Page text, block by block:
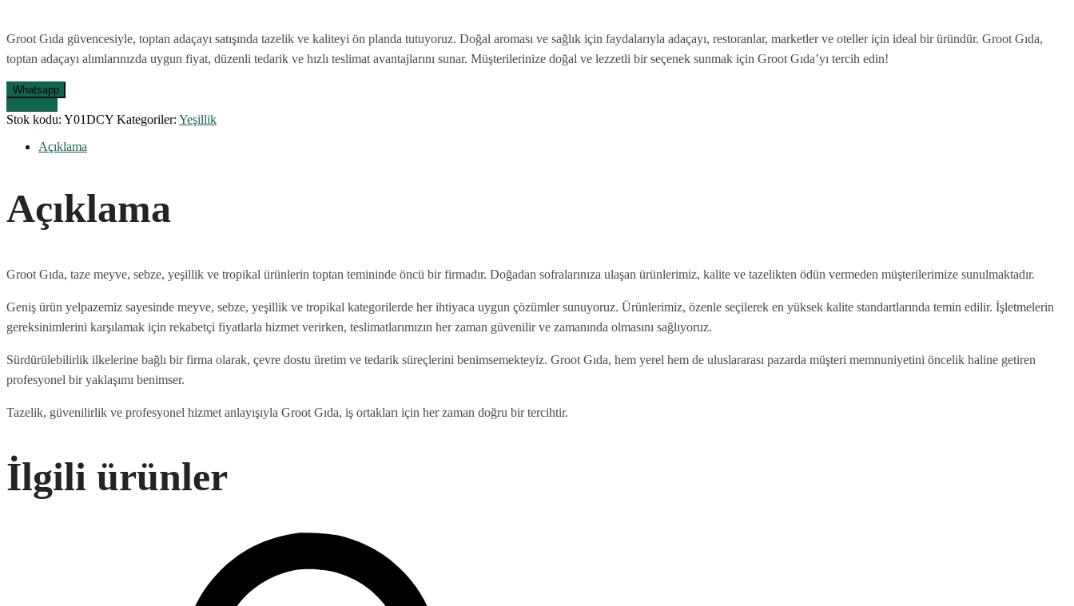
Groot Gıda güvencesiyle, toptan adaçayı satışında tazelik ve kaliteyi ön planda tutuyoruz. Doğal aroması ve sağlık için faydalarıyla adaçayı, restoranlar, marketler ve oteller için ideal bir üründür. Groot Gıda,
toptan adaçayı alımlarınızda uygun fiyat, düzenli tedarik ve hızlı teslimat avantajlarını sunar. Müşterilerinize doğal ve lezzetli bir seçenek sunmak için Groot Gıda’yı tercih edin!
Whatsapp
Stok kodu: Y01DCY Kategoriler: Yeşillik
Açıklama
Açıklama
Groot Gıda, taze meyve, sebze, yeşillik ve tropikal ürünlerin toptan temininde öncü bir firmadır. Doğadan sofralarınıza ulaşan ürünlerimiz, kalite ve tazelikten ödün vermeden müşterilerimize sunulmaktadır.
Geniş ürün yelpazemiz sayesinde meyve, sebze, yeşillik ve tropikal kategorilerde her ihtiyaca uygun çözümler sunuyoruz. Ürünlerimiz, özenle seçilerek en yüksek kalite standartlarında temin edilir. İşletmelerin
gereksinimlerini karşılamak için rekabetçi fiyatlarla hizmet verirken, teslimatlarımızın her zaman güvenilir ve zamanında olmasını sağlıyoruz.
Sürdürülebilirlik ilkelerine bağlı bir firma olarak, çevre dostu üretim ve tedarik süreçlerini benimsemekteyiz. Groot Gıda, hem yerel hem de uluslararası pazarda müşteri memnuniyetini öncelik haline getiren
profesyonel bir yaklaşımı benimser.
Tazelik, güvenilirlik ve profesyonel hizmet anlayışıyla Groot Gıda, iş ortakları için her zaman doğru bir tercihtir.
İlgili ürünler